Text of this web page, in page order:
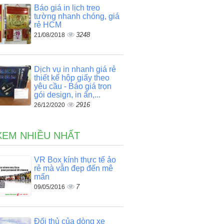
Báo giá in lịch treo
tường nhanh chóng, giá
rẻ HCM
21/08/2018 3248
Dịch vụ in nhanh giá rẻ
thiết kế hộp giấy theo
yêu cầu - Báo giá trọn
gói design, in ấn,...
26/12/2020 2916
NHIỀU NHẤT
VR Box kính thực tế ảo
rẻ mà vẫn đẹp đến mê
mẩn
09/05/2016 7
Đối thủ của dòng xe